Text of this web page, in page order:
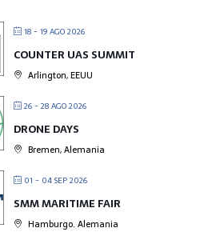
18 - 19 AGO 2026
COUNTER UAS SUMMIT
Arlington, EEUU
26 - 28 AGO 2026
DRONE DAYS
Bremen, Alemania
01 - 04 SEP 2026
SMM MARITIME FAIR
Hamburgo. Alemania